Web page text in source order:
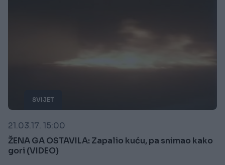
SVIJET
21.03.17. 15:00
ŽENA GA OSTAVILA: Zapalio kuću, pa snimao kako
gori (VIDEO)